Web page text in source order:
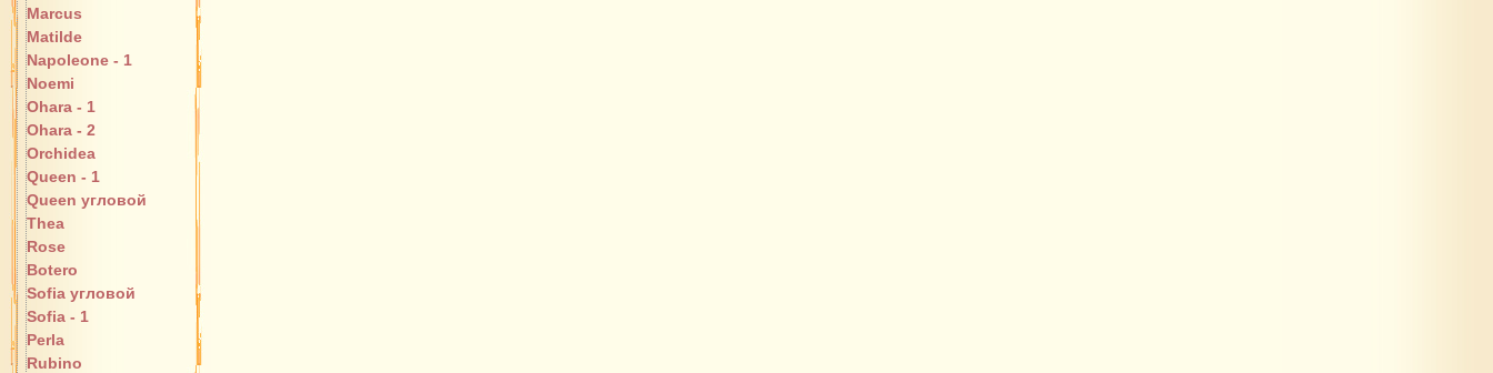
Marcus
Matilde
Napoleone - 1
Noemi
Ohara - 1
Ohara - 2
Orchidea
Queen - 1
Queen угловой
Thea
Rose
Botero
Sofia угловой
Sofia - 1
Perla
Rubino